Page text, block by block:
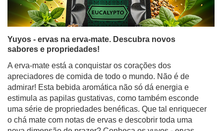
Yuyos - ervas na erva-mate. Descubra novos
sabores e propriedades!
A erva-mate está a conquistar os corações dos
apreciadores de comida de todo o mundo. Não é de
admirar! Esta bebida aromática não só dá energia e
estimula as papilas gustativas, como também esconde
uma série de propriedades benéficas. Que tal enriquecer
o chá mate com notas de ervas e descobrir toda uma